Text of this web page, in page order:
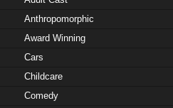
Anthropomorphic
Award Winning
Cars
Childcare
Comedy